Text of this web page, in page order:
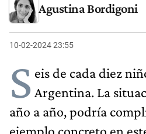
Agustina Bordigoni
10-02-2024 23:55
S eis de cada diez
Argentina. La
año a año, podría
ejemplo concreto en